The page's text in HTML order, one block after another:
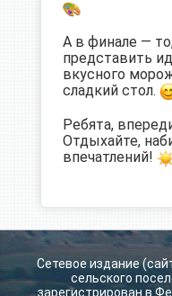
А в финале —
представить
вкусного
сладкий стол.
Ребята,
Отдыхайте,
впечатлений!
Сетевое издание
сельского
зарегистрирован в